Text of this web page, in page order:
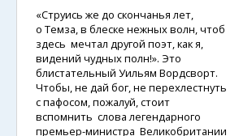
«Струись же до скончанья лет,
о Темза, в блеске нежных волн, чтоб
здесь мечтал другой поэт, как я,
видений чудных полн!». Это
блистательный Уильям Вордсворт.
Чтобы, не дай бог, не перехлестнуть
с пафосом, пожалуй, стоит
вспомнить слова легендарного
премьер-министра Великобритании